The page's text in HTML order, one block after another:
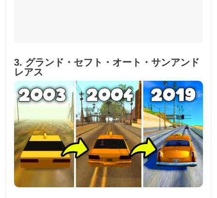
3. グランド・セフト・オート・サンアンド
レアス